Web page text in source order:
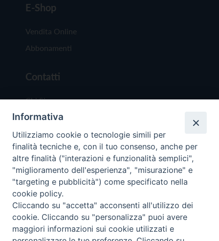
E-Shop
Vendita Online
Abbonamenti
Contatti
Chi Siamo
Redazione
Scrivici
Copyright © 2019 - Tutti i diritti riservati - Vita
Trentina Editrice
Privacy Policy
Informativa
Utilizziamo cookie o tecnologie simili per
finalità tecniche e, con il tuo consenso, anche per
altre finalità ("interazioni e funzionalità semplici",
"miglioramento dell'esperienza", "misurazione" e
"targeting e pubblicità") come specificato nella
cookie policy.
Cliccando su "accetta" acconsenti all'utilizzo dei
cookie. Cliccando su "personalizza" puoi avere
maggiori informazioni sui cookie utilizzati e